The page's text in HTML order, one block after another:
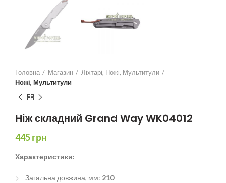
Головна Магазин
Ліхтарі, Ножі, Мультитули
Ножі, Мультитули
Ніж складний Grand Way WK04012
445грн
Характеристики:
Загальна довжина, мм: 210